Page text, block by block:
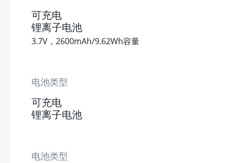
可充电
锂离子电池
3.7V，2600mAh/9.62Wh容量
电池类型
可充电
锂离子电池
电池类型